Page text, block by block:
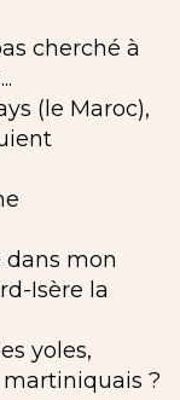
cherché à
(le Maroc),
dans mon
Isère la
yoles,
?